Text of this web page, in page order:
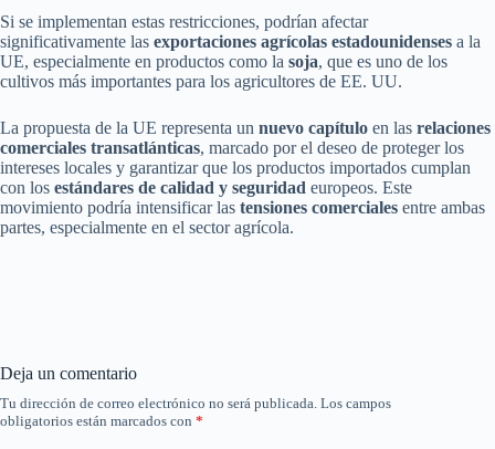
Si se implementan estas restricciones, podrían afectar
significativamente las exportaciones agrícolas estadounidenses a la
UE, especialmente en productos como la soja, que es uno de los
cultivos más importantes para los agricultores de EE. UU.
La propuesta de la UE representa un nuevo capítulo en las relaciones
comerciales transatlánticas, marcado por el deseo de proteger los
intereses locales y garantizar que los productos importados cumplan
con los estándares de calidad y seguridad europeos. Este
movimiento podría intensificar las tensiones comerciales entre ambas
partes, especialmente en el sector agrícola.
Deja un comentario
Tu dirección de correo electrónico no será publicada. Los campos
obligatorios están marcados con *